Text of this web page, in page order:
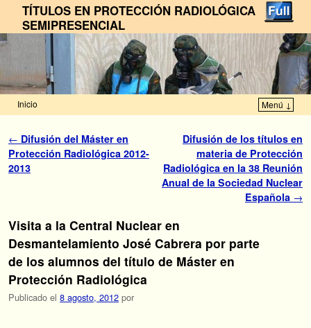
TÍTULOS EN PROTECCIÓN RADIOLÓGICA
SEMIPRESENCIAL
Inicio Menú ↓
Navegador de artículos
← Difusión del Máster en
Protección Radiológica 2012-
2013
Difusión de los títulos en
materia de Protección
Radiológica en la 38 Reunión
Anual de la Sociedad Nuclear
Española →
Visita a la Central Nuclear en
Desmantelamiento José Cabrera por parte
de los alumnos del título de Máster en
Protección Radiológica
Publicado el 8 agosto, 2012 por